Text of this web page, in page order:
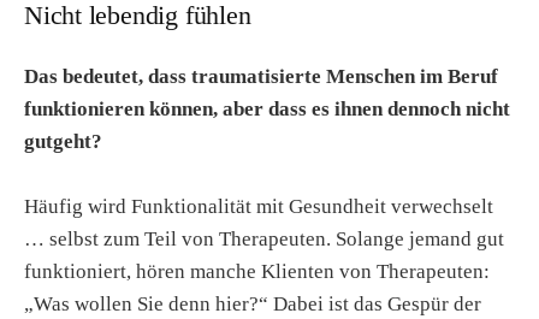
Nicht lebendig fühlen
Das bedeutet, dass traumatisierte Menschen im Beruf
funktionieren können, aber dass es ihnen dennoch nicht
gutgeht?
Häufig wird Funktionalität mit Gesundheit verwechselt
… selbst zum Teil von Therapeuten. Solange jemand gut
funktioniert, hören manche Klienten von Therapeuten:
„Was wollen Sie denn hier?“ Dabei ist das Gespür der